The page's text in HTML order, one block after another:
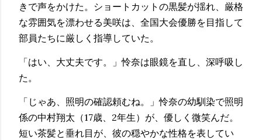
きで声をかけた。ショートカットの黒髪が揺れ、厳格
な雰囲気を漂わせる美咲は、全国大会優勝を目指して
部員たちに厳しく指導していた。
「はい、大丈夫です。」怜奈は眼鏡を直し、深呼吸し
た。
「じゃあ、照明の確認頼むね。」怜奈の幼馴染で照明
係の中村翔太（17歳、2年生）が、優しく微笑んだ。
短い茶髪と垂れ目が、彼の穏やかな性格を表してい